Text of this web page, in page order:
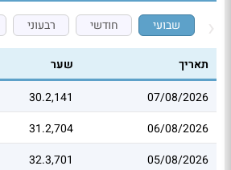
שבועי חודשי רבעוני
תאריך שער
07/08/2026
30.2,141
06/08/2026
31.2,704
05/08/2026
32.3,701